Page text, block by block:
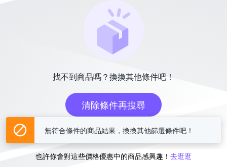
找不到商品嗎？換換其他條件吧！
清除條件再搜尋
或
也許你會對這些價格優惠中的商品感興趣！ 去逛逛
無符合條件的商品結果，換換其他篩選條件吧！